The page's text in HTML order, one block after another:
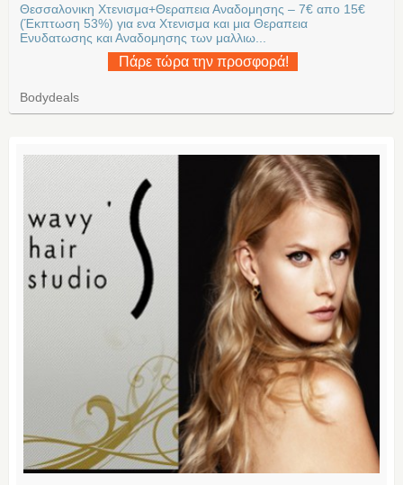
Θεσσαλονικη Χτενισμα+Θεραπεια Αναδομησης – 7€ απο 15€
(Έκπτωση 53%) για ενα Χτενισμα και μια Θεραπεια
Ενυδατωσης και Αναδομησης των μαλλιω...
Πάρε τώρα την προσφορά!
Bodydeals